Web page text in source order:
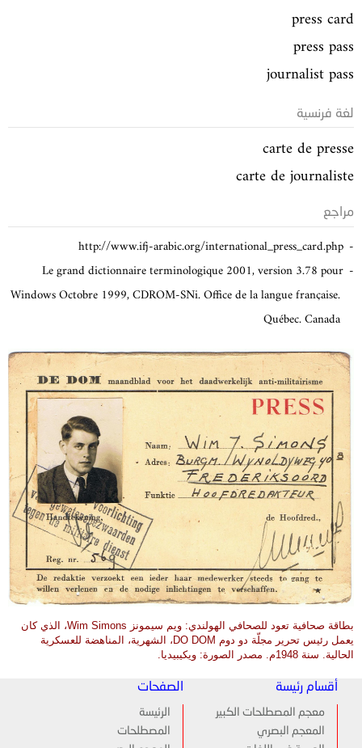
press card
press pass
journalist pass
لغة فرنسية
carte de presse
carte de journaliste
مراجع
http://www.ifj-arabic.org/international_press_card.php
Le grand dictionnaire terminologique 2001, version 3.78 pour
Windows Octobre 1999, CDROM-SNi. Office de la langue française.
Québec. Canada
بطاقة صحافية تعود للصحافي الهولندي
: ويم سيمونز Wim Simons، الذي كان
يعمل رئيس تحرير مجلّة دو دوم DO DOM، الشهرية، المناهضة للعسكرية
الحالية. سنة 1948م. مصدر الصورة: ويكيبيديا.
أقسام رئيسة
معجم المصطلحات الكبير
المعجم البصري
الصفحات
الرئيسة
المصطلحات